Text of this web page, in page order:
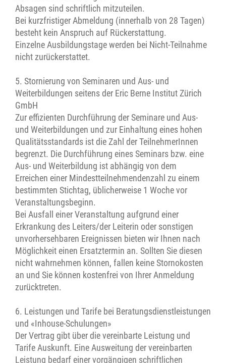
Absagen sind schriftlich mitzuteilen.
Bei kurzfristiger Abmeldung (innerhalb von 28 Tagen)
besteht kein Anspruch auf Rückerstattung.
Einzelne Ausbildungstage werden bei Nicht-Teilnahme
nicht zurückerstattet.
5. Stornierung von Seminaren und Aus- und
Weiterbildungen seitens der Eric Berne Institut Zürich
GmbH
Zur effizienten Durchführung der Seminare und Aus-
und Weiterbildungen und zur Einhaltung eines hohen
Qualitätsstandards ist die Zahl der TeilnehmerInnen
begrenzt. Die Durchführung eines Seminars bzw. eine
Aus- und Weiterbildung ist abhängig von dem
Erreichen einer Mindestteilnehmendenzahl zu einem
bestimmten Stichtag, üblicherweise 1 Woche vor
Veranstaltungsbeginn.
Bei Ausfall einer Veranstaltung aufgrund einer
Erkrankung des Leiters/der Leiterin oder sonstigen
unvorhersehbaren Ereignissen bieten wir Ihnen nach
Möglichkeit einen Ersatztermin an. Sollten Sie diesen
nicht wahrnehmen können, fallen keine Stornokosten
an und Sie können kostenfrei von Ihrer Anmeldung
zurücktreten.
6. Leistungen und Tarife bei Beratungsdienstleistungen
und «Inhouse-Schulungen»
Der Vertrag gibt über die vereinbarte Leistung und
Tarife Auskunft. Eine Ausweitung der vereinbarten
Leistung bedarf einer vorgängigen schriftlichen